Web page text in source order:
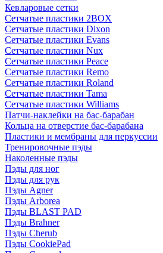
Кевларовые сетки
Сетчатые пластики 2BOX
Сетчатые пластики Dixon
Сетчатые пластики Evans
Сетчатые пластики Nux
Сетчатые пластики Peace
Сетчатые пластики Remo
Сетчатые пластики Roland
Сетчатые пластики Tama
Сетчатые пластики Williams
Патчи-наклейки на бас-барабан
Кольца на отверстие бас-барабана
Пластики и мембраны для перкуссии
Тренировочные пэды
Наколенные пэды
Пэды для ног
Пэды для рук
Пэды Agner
Пэды Arborea
Пэды BLAST PAD
Пэды Brahner
Пэды Cherub
Пэды CookiePad